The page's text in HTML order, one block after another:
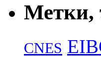
Метки,
CNES